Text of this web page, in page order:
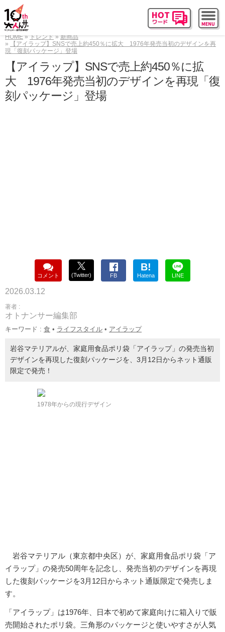
HOME トレンド
新商品
【アイラップ】SNSで売上約450％に拡大 1976年発売当初のデザインを再
現「復刻パッケージ」登場
【アイラップ】SNSで売上約450％に拡
大 1976年発売当初のデザインを再現「復
刻パッケージ」登場
コメント (Twitter) FB
B!
Hatena LINE
2026.03.12
著者 :
オトナンサー編集部
キーワード : 食 • ライフスタイル • アイラップ
岩谷マテリアルが、家庭用食品ポリ袋「アイラップ」の発売当初
デザインを再現した復刻パッケージを、3月12日からネット通販
限定で発売！
1978年からの現行デザイン
岩谷マテリアル（東京都中央区）が、家庭用食品ポリ袋「ア
イラップ」の発売50周年を記念し、発売当初のデザインを再現
した復刻パッケージを3月12日からネット通販限定で発売しま
す。
「アイラップ」は1976年、日本で初めて家庭向けに箱入りで販
売開始されたポリ袋。三角形のパッケージと使いやすさが人気